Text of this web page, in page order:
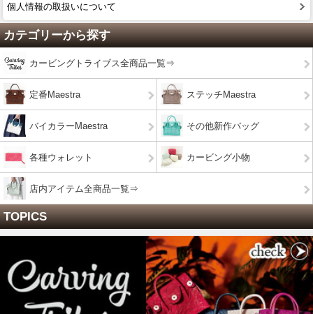
個人情報の取扱いについて
カテゴリーから探す
カービングトライブス全商品一覧⇒
定番Maestra ステッチMaestra
バイカラーMaestra その他新作バッグ
各種ウォレット カービング小物
店内アイテム全商品一覧⇒
TOPICS